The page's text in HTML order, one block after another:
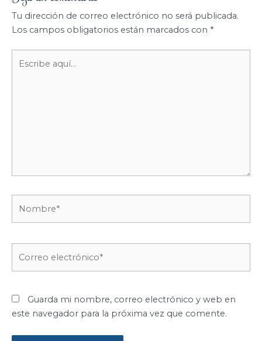
Tu dirección de correo electrónico no será publicada.
Los campos obligatorios están marcados con *
Guarda mi nombre, correo electrónico y web en
este navegador para la próxima vez que comente.